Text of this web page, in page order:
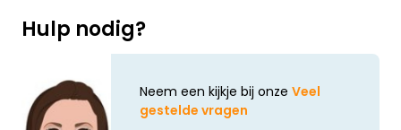
Hulp nodig?
Neem een kijkje bij onze Veel
gestelde vragen